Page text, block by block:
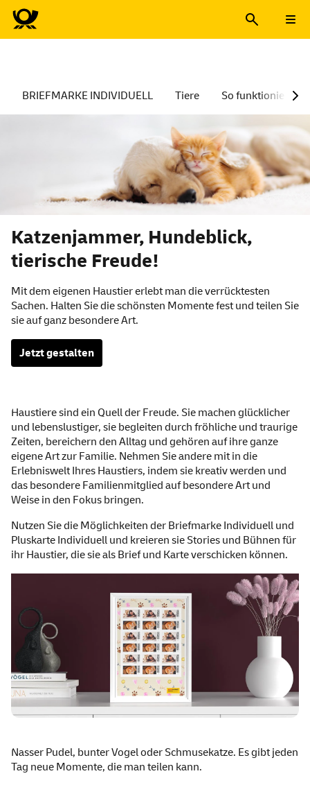
BRIEFMARKE INDIVIDUELL Tiere So funktioniert´s
Katzenjammer, Hundeblick,
tierische Freude!
Mit dem eigenen Haustier erlebt man die verrücktesten
Sachen. Halten Sie die schönsten Momente fest und teilen Sie
sie auf ganz besondere Art.
Jetzt gestalten
Briefmarke individuell
Katzenjammer, Hundeblick,
Haustiere sind ein Quell der Freude. Sie machen glücklicher
und lebenslustiger, sie begleiten durch fröhliche und traurige
Zeiten, bereichern den Alltag und gehören auf ihre ganze
eigene Art zur Familie. Nehmen Sie andere mit in die
Erlebniswelt Ihres Haustiers, indem sie kreativ werden und
das besondere Familienmitglied auf besondere Art und
Weise in den Fokus bringen.
Nutzen Sie die Möglichkeiten der Briefmarke Individuell und
Pluskarte Individuell und kreieren sie Stories und Bühnen für
ihr Haustier, die sie als Brief und Karte verschicken können.
Nasser Pudel, bunter Vogel oder Schmusekatze. Es gibt jeden
Tag neue Momente, die man teilen kann.